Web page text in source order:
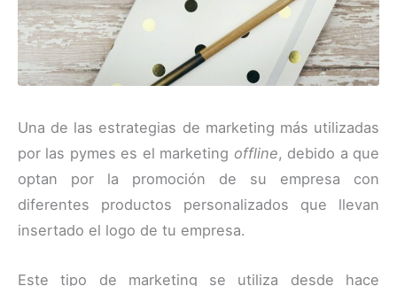
Una de las estrategias de marketing más utilizadas
por las pymes es el marketing offline, debido a que
optan por la promoción de su empresa con
diferentes productos personalizados que llevan
insertado el logo de tu empresa.
Este tipo de marketing se utiliza desde hace